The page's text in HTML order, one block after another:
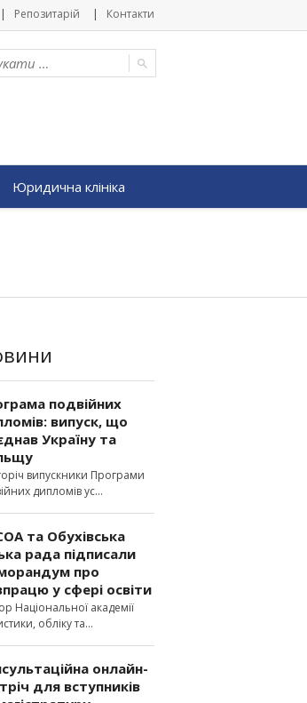
Репозитарій Контакти
Юридична клініка
подвійних
випуск, що
Україну та
випускники Програми
дипломів ус
та Обухівська
рада підписали
про
у сфері освіти
Національної академії
обліку та
онлайн-
для вступників